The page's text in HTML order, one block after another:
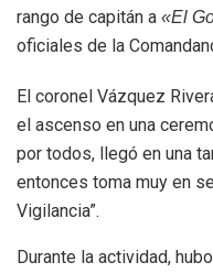
rango de capitán a «El
oficiales de la
El coronel Vázquez
el ascenso en una
por todos, llegó en una
entonces toma muy en
Vigilancia”.
Durante la actividad,